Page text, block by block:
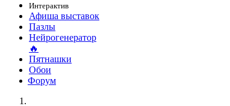
Интерактив
Афиша выставок
Пазлы
Нейрогенератор
🔥
Пятнашки
Обои
Форум